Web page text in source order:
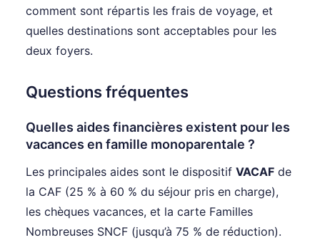
comment sont répartis les frais de voyage, et
quelles destinations sont acceptables pour les
deux foyers.
Questions fréquentes
Quelles aides financières existent pour les
vacances en famille monoparentale ?
Les principales aides sont le dispositif VACAF de
la CAF (25 % à 60 % du séjour pris en charge),
les chèques vacances, et la carte Familles
Nombreuses SNCF (jusqu’à 75 % de réduction).